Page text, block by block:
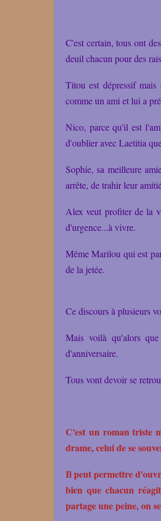
C'est certain, tous ont
deuil chacun pour des
Titou est dépressif
comme un ami et lui a
Nico, parce qu'il est
d'oublier avec Laetitia
Sophie, sa meilleure
arrête, de trahir leur
Alex veut profiter de la
d'urgence...à vivre.
Même Marilou qui est
de la jetée.
Ce discours à plusieurs
Mais voilà qu'alors
d'anniversaire.
Tous vont devoir se
C'est un roman triste
drame, celui de se
Il peut permettre
bien que chacun
partage une peine, on